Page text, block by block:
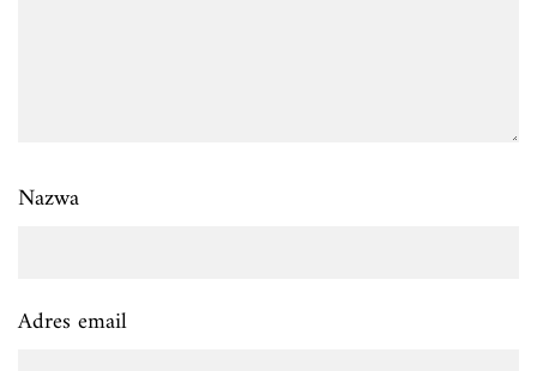
Nazwa
Adres email